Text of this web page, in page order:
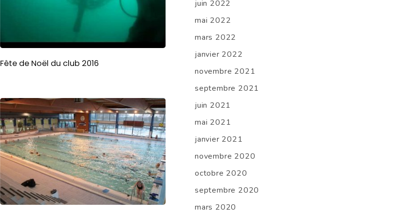
Fête de Noël du club 2016
juin 2022
mai 2022
mars 2022
janvier 2022
novembre 2021
septembre 2021
juin 2021
mai 2021
janvier 2021
novembre 2020
octobre 2020
septembre 2020
mars 2020